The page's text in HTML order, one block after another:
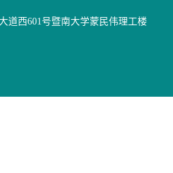
道西601号暨南大学蒙民伟理工楼